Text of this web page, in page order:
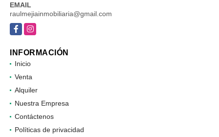
EMAIL
raulmejiainmobiliaria@gmail.com
FacebookInstagram
INFORMACIÓN
Inicio
Venta
Alquiler
Nuestra Empresa
Contáctenos
Políticas de privacidad